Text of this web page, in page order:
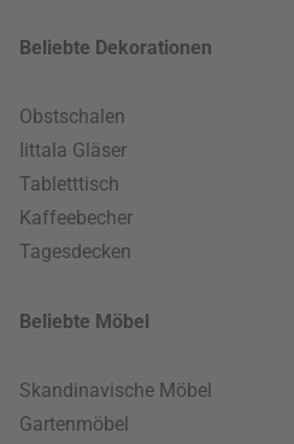
Beliebte Dekorationen
Obstschalen
Iittala Gläser
Tabletttisch
Kaffeebecher
Tagesdecken
Beliebte Möbel
Skandinavische Möbel
Gartenmöbel